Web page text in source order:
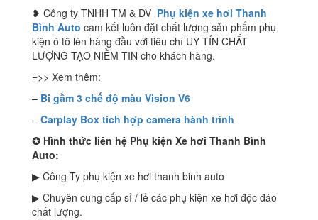
❥ Công ty TNHH TM & DV Phụ kiện xe hơi Thanh
Bình Auto cam kết luôn đặt chất lượng sản phẩm phụ
kiện ô tô lên hàng đầu với tiêu chí UY TÍN CHẤT
LƯỢNG TẠO NIỀM TIN cho khách hàng.
=>> Xem thêm:
– Bi gầm 3 chế độ màu Vision V6
– Carplay Box tích hợp camera hành trình
✪ Hình thức liên hệ Phụ kiện Xe hơi Thanh Bình
Auto:
▶ Công Ty phụ kiện xe hơi thanh binh auto
▶ Chuyên cung cấp sỉ / lẻ các phụ kiện xe hơi độc đáo
chất lượng.